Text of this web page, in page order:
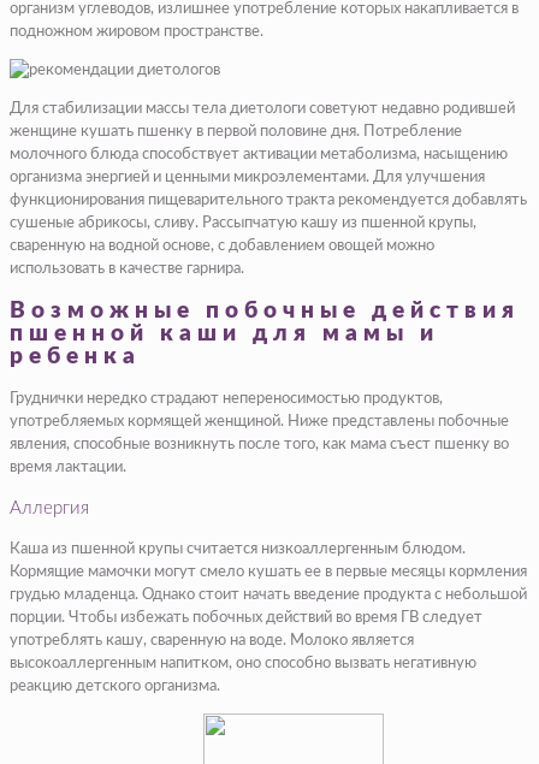
организм углеводов, излишнее употребление которых накапливается в
подножном жировом пространстве.
Для стабилизации массы тела диетологи советуют недавно родившей
женщине кушать пшенку в первой половине дня. Потребление
молочного блюда способствует активации метаболизма, насыщению
организма энергией и ценными микроэлементами. Для улучшения
функционирования пищеварительного тракта рекомендуется добавлять
сушеные абрикосы, сливу. Рассыпчатую кашу из пшенной крупы,
сваренную на водной основе, с добавлением овощей можно
использовать в качестве гарнира.
Возможные побочные действия
пшенной каши для мамы и
ребенка
Груднички нередко страдают непереносимостью продуктов,
употребляемых кормящей женщиной. Ниже представлены побочные
явления, способные возникнуть после того, как мама съест пшенку во
время лактации.
Аллергия
Каша из пшенной крупы считается низкоаллергенным блюдом.
Кормящие мамочки могут смело кушать ее в первые месяцы кормления
грудью младенца. Однако стоит начать введение продукта с небольшой
порции. Чтобы избежать побочных действий во время ГВ следует
употреблять кашу, сваренную на воде. Молоко является
высокоаллергенным напитком, оно способно вызвать негативную
реакцию детского организма.